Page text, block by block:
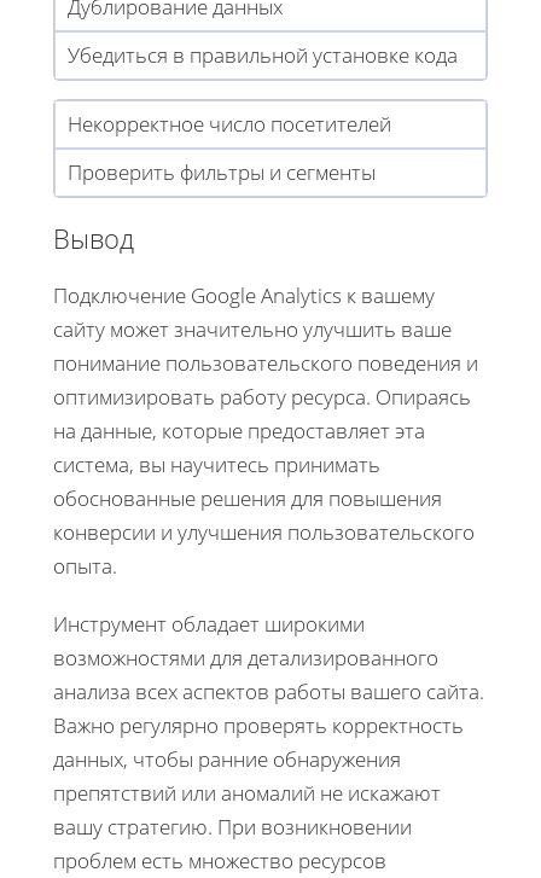
Дублирование данных
Убедиться в правильной установке кода
Некорректное число посетителей
Проверить фильтры и сегменты
Вывод
Подключение Google Analytics к вашему
сайту может значительно улучшить ваше
понимание пользовательского поведения и
оптимизировать работу ресурса. Опираясь
на данные, которые предоставляет эта
система, вы научитесь принимать
обоснованные решения для повышения
конверсии и улучшения пользовательского
опыта.
Инструмент обладает широкими
возможностями для детализированного
анализа всех аспектов работы вашего сайта.
Важно регулярно проверять корректность
данных, чтобы ранние обнаружения
препятствий или аномалий не искажают
вашу стратегию. При возникновении
проблем есть множество ресурсов